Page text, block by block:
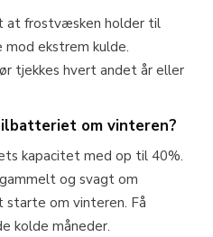
at frostvæsken holder til
mod ekstrem kulde.
tjekkes hvert andet år eller
om vinteren?
kapacitet med op til 40%.
og svagt om
om vinteren. Få
kolde måneder.